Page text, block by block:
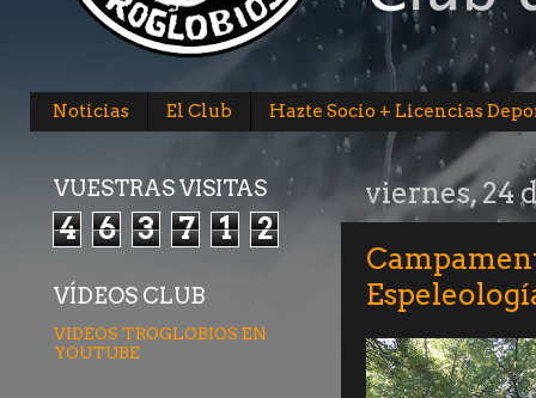
Noticias El Club Hazte Socio + Licencias
viernes, 24
VUESTRAS VISITAS
4 6 3 7 1 2
VÍDEOS CLUB
VIDEOS TROGLOBIOS EN
YOUTUBE